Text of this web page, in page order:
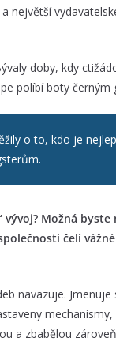
největší
doby, kdy
políbí boty
o to, kdo je
Možná
čelí
navazuje.
a zbabělou